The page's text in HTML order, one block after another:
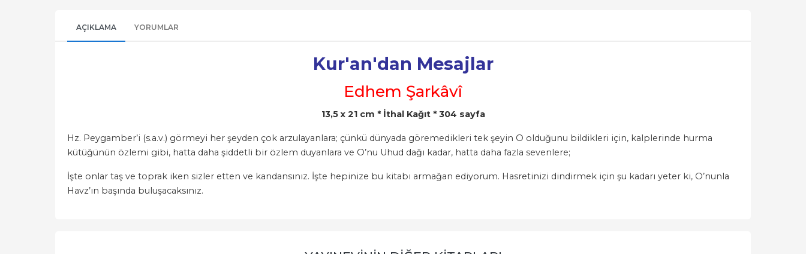
AÇIKLAMA YORUMLAR
Kur'an'dan Mesajlar
Edhem Şarkâvî
13,5 x 21 cm * İthal Kağıt * 304 sayfa
Hz. Peygamber’i (s.a.v.) görmeyi her şeyden çok arzulayanlara; çünkü dünyada göremedikleri tek şeyin O olduğunu bildikleri için, kalplerinde hurma
kütüğünün özlemi gibi, hatta daha şiddetli bir özlem duyanlara ve O’nu Uhud dağı kadar, hatta daha fazla sevenlere;
İşte onlar taş ve toprak iken sizler etten ve kandansınız. İşte hepinize bu kitabı armağan ediyorum. Hasretinizi dindirmek için şu kadarı yeter ki, O’nunla
Havz’ın başında buluşacaksınız.